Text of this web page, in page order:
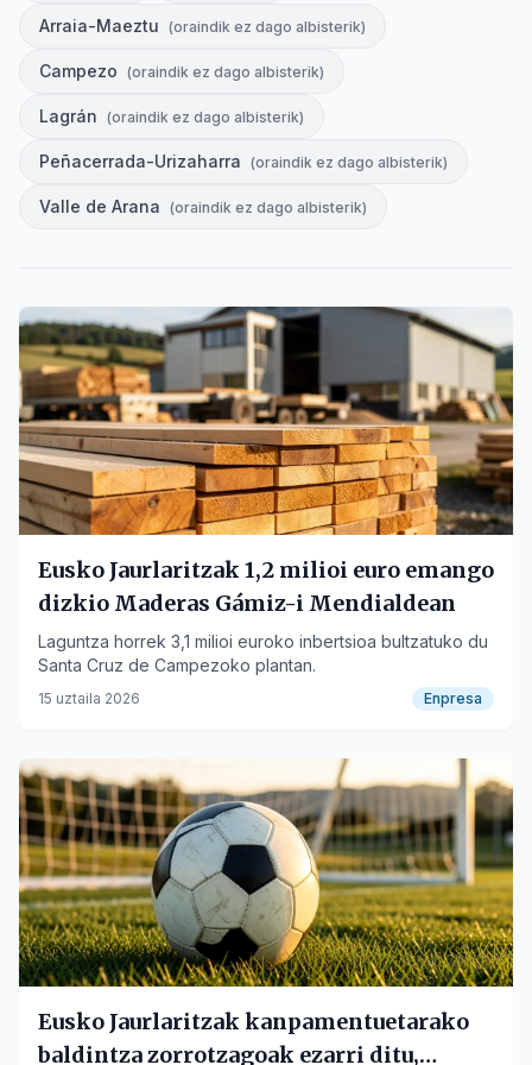
Arraia-Maeztu (oraindik ez dago albisterik)
Campezo (oraindik ez dago albisterik)
Lagrán (oraindik ez dago albisterik)
Peñacerrada-Urizaharra (oraindik ez dago albisterik)
Valle de Arana (oraindik ez dago albisterik)
Eusko Jaurlaritzak 1,2 milioi euro emango
dizkio Maderas Gámiz-i Mendialdean
Laguntza horrek 3,1 milioi euroko inbertsioa bultzatuko du
Santa Cruz de Campezoko plantan.
15 uztaila 2026 Enpresa
Eusko Jaurlaritzak kanpamentuetarako
baldintza zorrotzagoak ezarri ditu,